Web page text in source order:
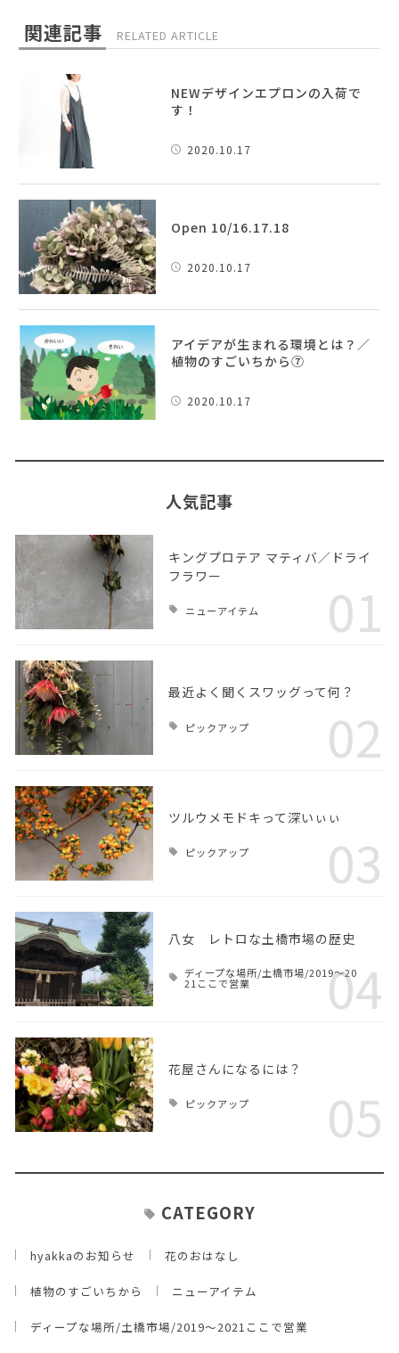
関連記事 RELATED ARTICLE
NEWデザインエプロンの入荷で
す！
2020.10.17
Open 10/16.17.18
2020.10.17
アイデアが生まれる環境とは？／
植物のすごいちから⑦
2020.10.17
人気記事
キングプロテア マティバ／ドライ
フラワー
ニューアイテム 01
最近よく聞くスワッグって何？
ピックアップ 02
ツルウメモドキって深いぃぃ
ピックアップ 03
八女 レトロな土橋市場の歴史
ディープな場所/土橋市場/2019～20
21ここで営業 04
花屋さんになるには？
ピックアップ 05
CATEGORY
hyakkaのお知らせ 花のおはなし
植物のすごいちから ニューアイテム
ディープな場所/土橋市場/2019～2021ここで営業